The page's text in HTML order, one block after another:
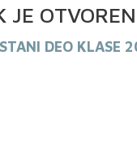
JE OTVOREN
DEO KLASE